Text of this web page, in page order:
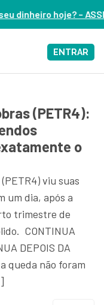
AGORA
ENTRAR
(PETR4):
o
viu suas
um dia, após a
trimestre de
CONTINUA
DEPOIS DA
queda não foram